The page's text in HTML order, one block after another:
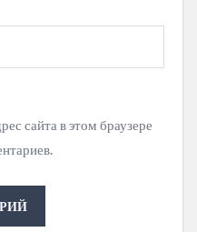
сайта в этом браузере